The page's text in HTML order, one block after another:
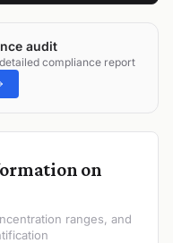
audit
compliance report
on
ranges, and